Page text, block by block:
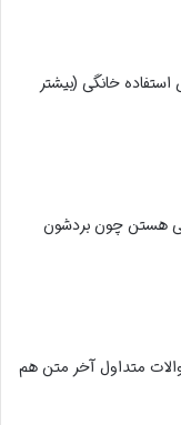
استفاده خانگی (بیشتر
هستن چون بردشون
متداول آخر متن هم